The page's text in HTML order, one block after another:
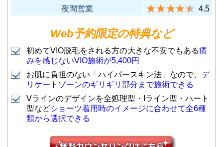
夜間営業
4.5
Web予約限定の特典など
初めてVIO脱毛をされる方の大きな不安でもある痛
みを感じないVIO施術が5,400円
お肌に負担のない「ハイパースキン法」なので、 デ
リケートゾーンのギリギリ部分まで施術できる
Vラインのデザインを全処理型・Iライン型・ハート
型などショーツ着用時のイメージに合わせて全6種
類から選択できる